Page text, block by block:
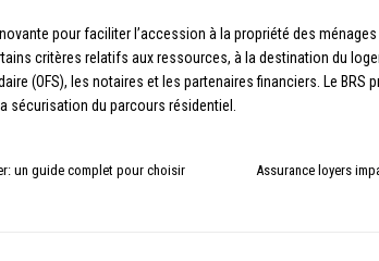
pour faciliter l’accession à la propriété des
critères relatifs aux ressources, à la destination du
(OFS), les notaires et les partenaires financiers. Le BRS
du parcours résidentiel.
un guide complet pour choisir
Assurance loyers